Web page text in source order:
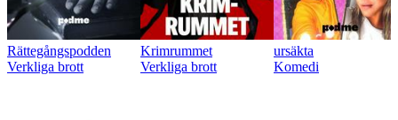
Rättegångspodden
Verkliga brott
Krimrummet
Verkliga brott
ursäkta
Komedi